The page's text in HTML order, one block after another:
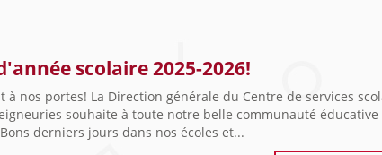
scolaire 2025-2026!
à nos portes! La Direction générale du Centre de services
souhaite à toute notre belle communauté éducative
derniers jours dans nos écoles et...